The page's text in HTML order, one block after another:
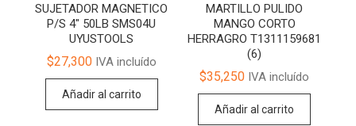
SUJETADOR MAGNETICO
P/S 4″ 50LB SMS04U
UYUSTOOLS
$27,300IVA incluído
Añadir al carrito
MARTILLO PULIDO
MANGO CORTO
HERRAGRO T1311159681
(6)
$35,250 IVA incluído
Añadir al carrito